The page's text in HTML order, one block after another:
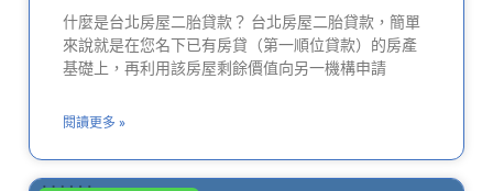
什麼是台北房屋二胎貸款？ 台北房屋二胎貸款，簡單
來說就是在您名下已有房貸（第一順位貸款）的房產
基礎上，再利用該房屋剩餘價值向另一機構申請
閱讀更多 »